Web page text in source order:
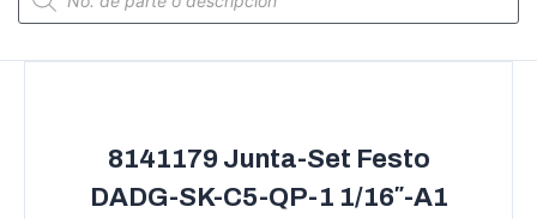
8141179 Junta-Set Festo
DADG-SK-C5-QP-1 1/16″-A1